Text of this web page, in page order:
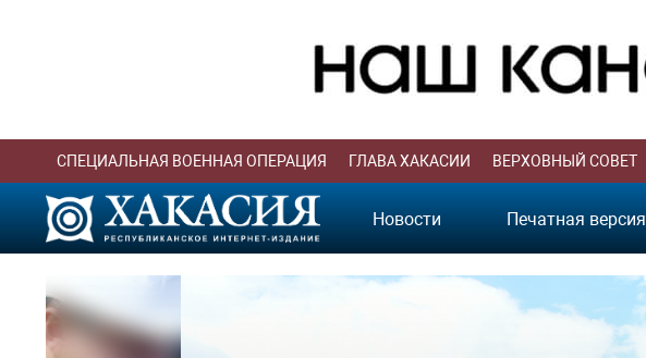
СПЕЦИАЛЬНАЯ ВОЕННАЯ ОПЕРАЦИЯ ГЛАВА ХАКАСИИ ВЕРХОВНЫЙ СОВЕТ
Новости Печатная версия